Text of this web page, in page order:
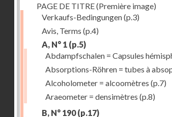
PAGE DE TITRE (Première image)
Verkaufs-Bedingungen(p.3)
Avis, Terms (p.4)
A, N° 1 (p.5)
Abdampfschalen = Capsules
Absorptions-Röhren = tubes à
Alcoholometer = alcoomètres (p.7)
Araeometer = densimètres (p.8)
B, N° 190(p.17)